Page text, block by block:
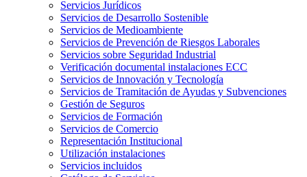
Servicios Jurídicos
Servicios de Desarrollo Sostenible
Servicios de Medioambiente
Servicios de Prevención de Riesgos Laborales
Servicios sobre Seguridad Industrial
Verificación documental instalaciones ECC
Servicios de Innovación y Tecnología
Servicios de Tramitación de Ayudas y Subvenciones
Gestión de Seguros
Servicios de Formación
Servicios de Comercio
Representación Institucional
Utilización instalaciones
Servicios incluidos